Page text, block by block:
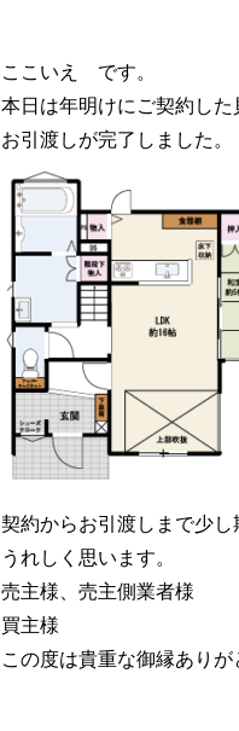
ここいえ です。
本日は年明けにご契約し
お引渡しが完了しました。
契約からお引渡しまで少
うれしく思います。
売主様、売主側業者様
買主様
この度は貴重な御縁ありが